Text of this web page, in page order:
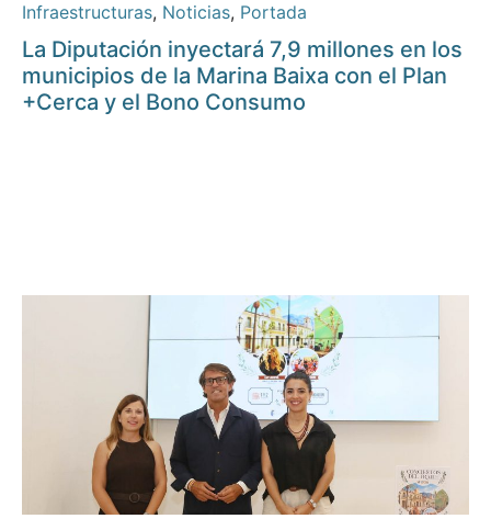
Infraestructuras, Noticias, Portada
La Diputación inyectará 7,9 millones en los
municipios de la Marina Baixa con el Plan
+Cerca y el Bono Consumo